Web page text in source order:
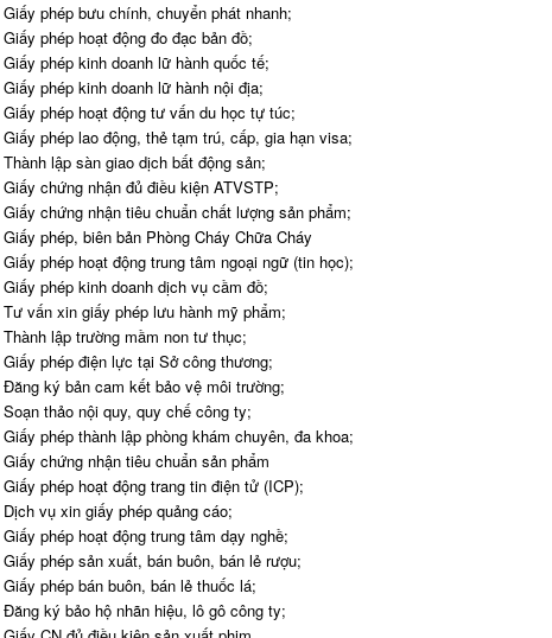
Giấy phép bưu chính, chuyển phát nhanh;
Giấy phép hoạt động đo đạc bản đồ;
Giấy phép kinh doanh lữ hành quốc tế;
Giấy phép kinh doanh lữ hành nội địa;
Giấy phép hoạt động tư vấn du học tự túc;
Giấy phép lao động, thẻ tạm trú, cấp, gia hạn visa;
Thành lập sàn giao dịch bất động sản;
Giấy chứng nhận đủ điều kiện ATVSTP;
Giấy chứng nhận tiêu chuẩn chất lượng sản phẩm;
Giấy phép, biên bản Phòng Cháy Chữa Cháy
Giấy phép hoạt động trung tâm ngoại ngữ (tin học);
Giấy phép kinh doanh dịch vụ cầm đồ;
Tư vấn xin giấy phép lưu hành mỹ phẩm;
Thành lập trường mầm non tư thục;
Giấy phép điện lực tại Sở công thương;
Đăng ký bản cam kết bảo vệ môi trường;
Soạn thảo nội quy, quy chế công ty;
Giấy phép thành lập phòng khám chuyên, đa khoa;
Giấy chứng nhận tiêu chuẩn sản phẩm
Giấy phép hoạt động trang tin điện tử (ICP);
Dịch vụ xin giấy phép quảng cáo;
Giấy phép hoạt động trung tâm dạy nghề;
Giấy phép sản xuất, bán buôn, bán lẻ rượu;
Giấy phép bán buôn, bán lẻ thuốc lá;
Đăng ký bảo hộ nhãn hiệu, lô gô công ty;